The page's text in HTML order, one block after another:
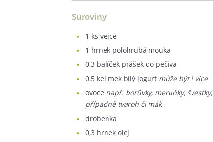
Suroviny
1 ks vejce
1 hrnek polohrubá mouka
0,3 balíček prášek do pečiva
0,5 kelímek bílý jogurt může být i více
ovoce např. borůvky, meruňky, švestky,
případně tvaroh či mák
drobenka
0,3 hrnek olej